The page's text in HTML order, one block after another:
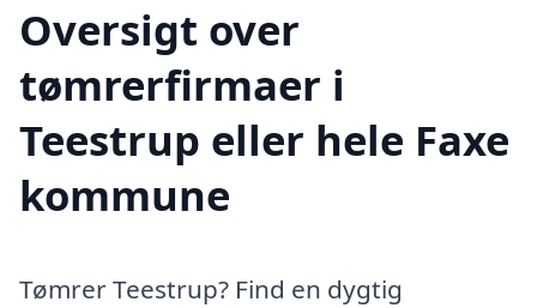
Oversigt over
tømrerfirmaer i
Teestrup eller hele Faxe
kommune
Tømrer Teestrup? Find en dygtig